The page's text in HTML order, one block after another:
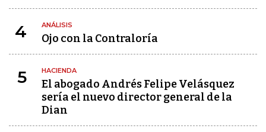
4 ANÁLISIS
Ojo con la Contraloría
5 HACIENDA
El abogado Andrés Felipe Velásquez
sería el nuevo director general de la
Dian